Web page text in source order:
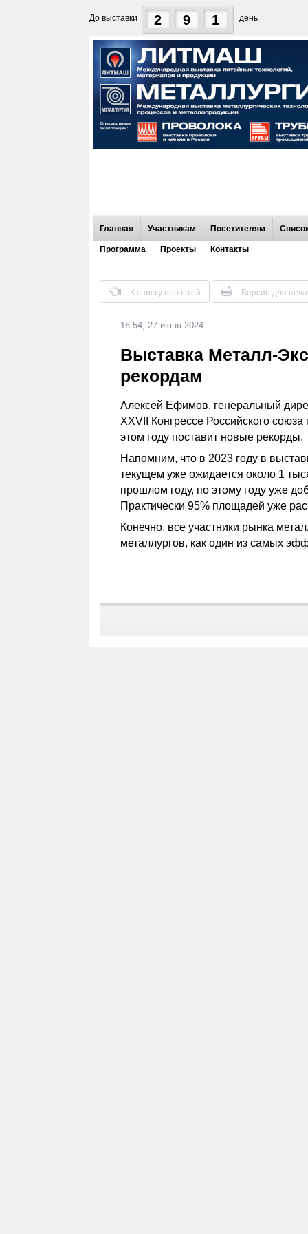
До выставки 2 9 1 день
Главная Участникам Посетителям
Программа Проекты Контакты
К списку новостей Версия для
16:54, 27 июня 2024
Выставка Металл-
рекордам
Алексей Ефимов, генеральный
XXVII Конгрессе Российского
этом году поставит новые рекорды.
Напомним, что в 2023 году в
текущем уже ожидается около 1
прошлом году, по этому году уже
Практически 95% площадей уже
Конечно, все участники рынка
металлургов, как один из самых